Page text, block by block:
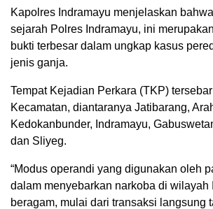
Kapolres Indramayu menjelaskan
sejarah Polres Indramayu, ini
bukti terbesar dalam ungkap kasus
jenis ganja.
Tempat Kejadian Perkara (TKP)
Kecamatan, diantaranya Jatibarang,
Kedokanbunder, Indramayu,
dan Sliyeg.
“Modus operandi yang digunakan oleh
dalam menyebarkan narkoba di wilayah
beragam, mulai dari transaksi langsung